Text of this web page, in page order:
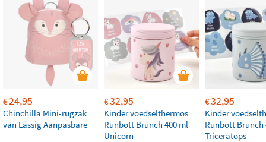
€24,95
Chinchilla Mini-rugzak
van Lässig Aanpasbare
€32,95
Kinder voedselthermos
Runbott Brunch 400 ml
Unicorn
€32,95
Kinder
Runbott Brunch
Triceratops